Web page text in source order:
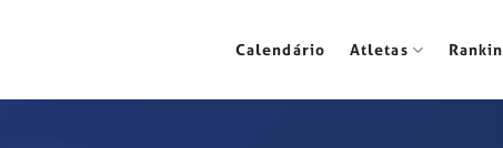
Calendário Atletas